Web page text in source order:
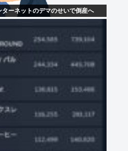
ターネットのデマのせいで倒産へ